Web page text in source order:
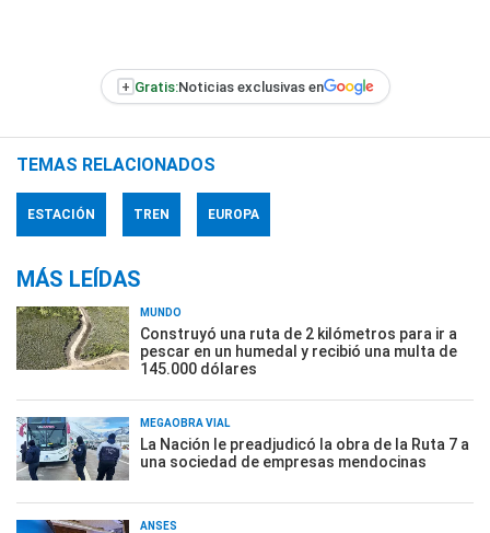
+ Gratis:Noticias exclusivas en
TEMAS RELACIONADOS
ESTACIÓN TREN EUROPA
MÁS LEÍDAS
MUNDO
Construyó una ruta de 2 kilómetros para ir a
pescar en un humedal y recibió una multa de
145.000 dólares
MEGAOBRA VIAL
La Nación le preadjudicó la obra de la Ruta 7 a
una sociedad de empresas mendocinas
ANSES